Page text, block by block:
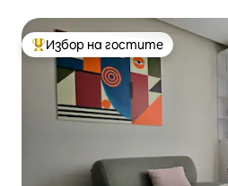
Най-популярен избор на
Избор на гостите